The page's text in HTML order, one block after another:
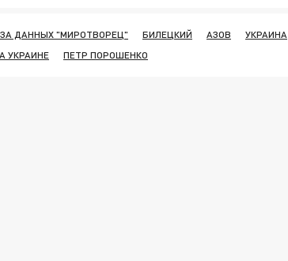
ДАННЫХ "МИРОТВОРЕЦ" БИЛЕЦКИЙ АЗОВ УКРАИНА
УКРАИНЕ
ПЕТР ПОРОШЕНКО